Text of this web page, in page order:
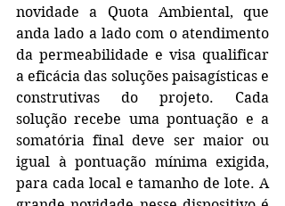
novidade a Quota Ambiental, que
anda lado a lado com o atendimento
da permeabilidade e visa qualificar
a eficácia das soluções paisagísticas e
construtivas do projeto. Cada
solução recebe uma pontuação e a
somatória final deve ser maior ou
igual à pontuação mínima exigida,
para cada local e tamanho de lote. A